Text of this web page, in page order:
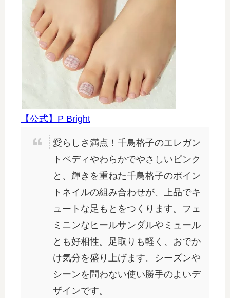
【公式】P Bright
愛らしさ満点！千鳥格子のエレガン
トペディやわらかでやさしいピンク
と、輝きを重ねた千鳥格子のポイン
トネイルの組み合わせが、上品でキ
ュートな足もとをつくります。フェ
ミニンなヒールサンダルやミュール
とも好相性。足取りも軽く、おでか
け気分を盛り上げます。シーズンや
シーンを問わない使い勝手のよいデ
ザインです。